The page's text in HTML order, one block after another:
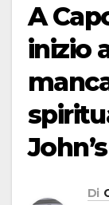
A
inizio
Di